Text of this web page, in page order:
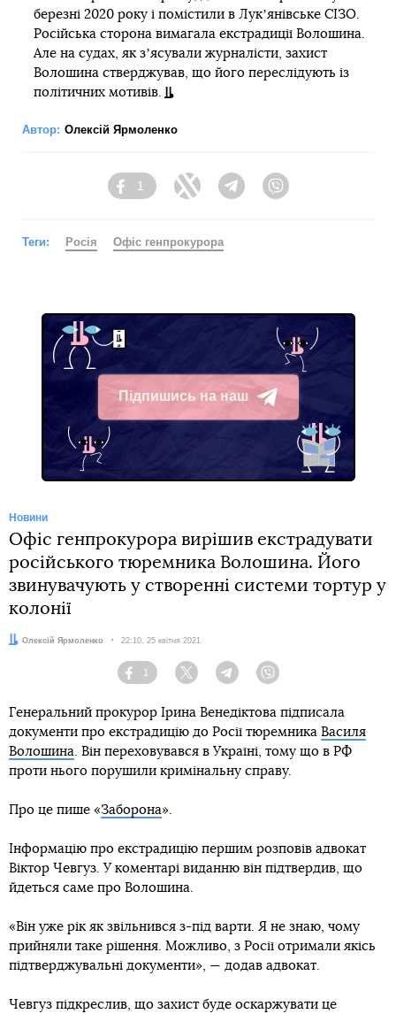
березні 2020 року і помістили в Лукʼянівське СІЗО.
Російська сторона вимагала екстрадиції Волошина.
Але на судах, як зʼясували журналісти, захист
Волошина стверджував, що його переслідують із
політичних мотивів.
Автор: Олексій Ярмоленко
Facebook
1
Twitter TelegramViber
Теги: Росія Офіс генпрокурора
Підпишись на наш
Telegram
Новини
Офіс генпрокурора вирішив екстрадувати
російського тюремника Волошина. Його
звинувачують у створенні системи тортур у
колонії
Автор:
Олексій Ярмоленко Дата:
22:10, 25 квітня 2021
Facebook
1
Twitter TelegramViber
Генеральний прокурор Ірина Венедіктова підписала
документи про екстрадицію до Росії тюремника Василя
Волошина . Він переховувався в Україні, тому що в РФ
проти нього порушили кримінальну справу.
Про це пише «Заборона».
Інформацію про екстрадицію першим розповів адвокат
Віктор Чевгуз. У коментарі виданню він підтвердив, що
йдеться саме про Волошина.
«Він уже рік як звільнився з-під варти. Я не знаю, чому
прийняли таке рішення. Можливо, з Росії отримали якісь
підтверджувальні документи», — додав адвокат.
Чевгуз підкреслив, що захист буде оскаржувати це